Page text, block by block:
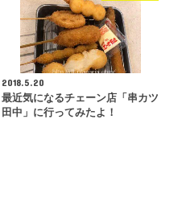
2018.5.20
最近気になるチェーン店「串カツ
田中」に行ってみたよ！